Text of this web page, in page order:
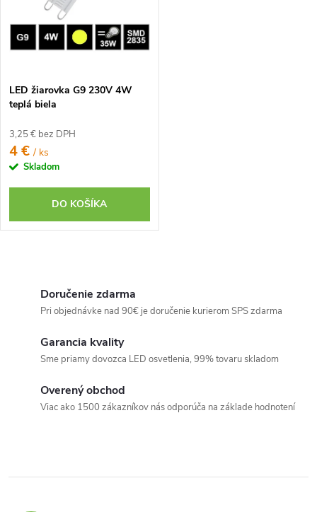
LED žiarovka G9 230V 4W
teplá biela
3,25 € bez DPH
4 €/ ks
Skladom
DO KOŠÍKA
Doručenie zdarma
Pri objednávke nad 90€ je doručenie kurierom SPS zdarma
Garancia kvality
Sme priamy dovozca LED osvetlenia, 99% tovaru skladom
Overený obchod
Viac ako 1500 zákazníkov nás odporúča na základe hodnotení